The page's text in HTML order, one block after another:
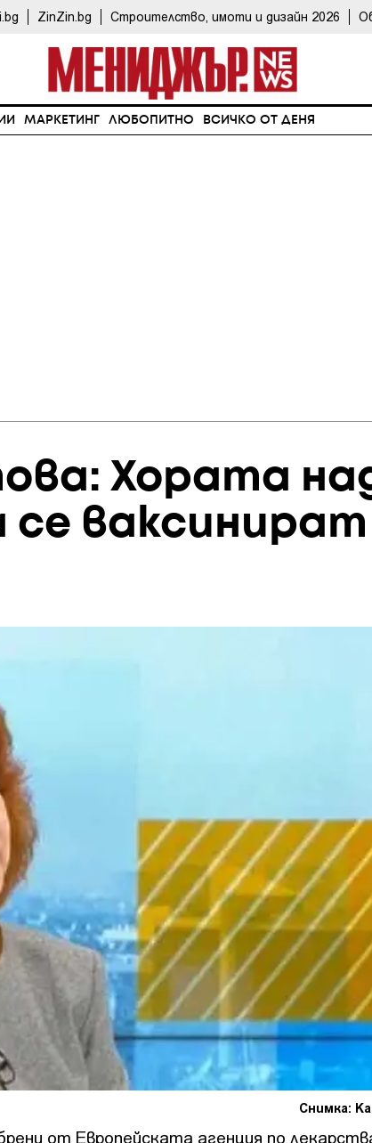
ZinZin.bg Строителство, имоти и дизайн 2026
МАРКЕТИНГ ЛЮБОПИТНО ВСИЧКО ОТ ДЕНЯ
Хората
се ваксинират
Снимка:
от Европейската агенция по